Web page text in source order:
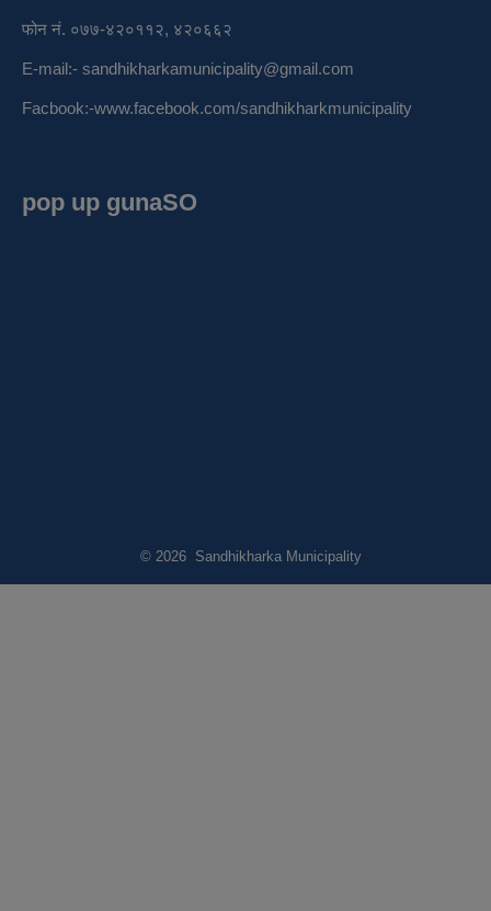
फोन नं. ०७७-४२०११२, ४२०६६२
E-mail:- sandhikharkamunicipality@gmail.com
Facbook:-www.facebook.com/sandhikharkmunicipality
pop up gunaSO
© 2026 Sandhikharka Municipality